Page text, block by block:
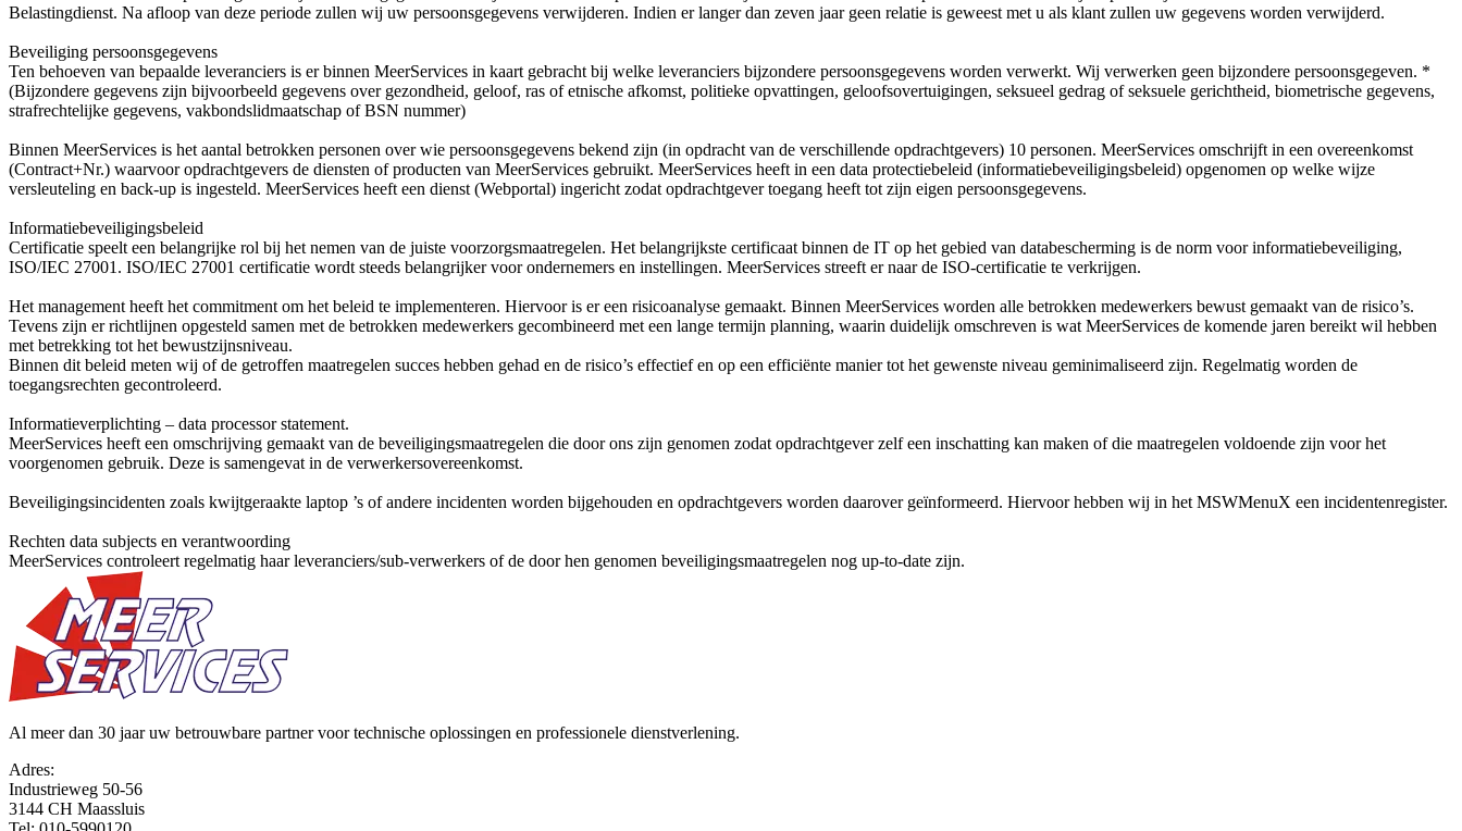
Belastingdienst. Na afloop van deze periode zullen wij uw persoonsgegevens verwijderen. Indien er langer dan zeven jaar geen relatie is geweest met u als klant zullen uw gegevens worden verwijderd.
Beveiliging persoonsgegevens
Ten behoeven van bepaalde leveranciers is er binnen MeerServices in kaart gebracht bij welke leveranciers bijzondere persoonsgegevens worden verwerkt. Wij verwerken geen bijzondere persoonsgegeven. *
(Bijzondere gegevens zijn bijvoorbeeld gegevens over gezondheid, geloof, ras of etnische afkomst, politieke opvattingen, geloofsovertuigingen, seksueel gedrag of seksuele gerichtheid, biometrische gegevens,
strafrechtelijke gegevens, vakbondslidmaatschap of BSN nummer)
Binnen MeerServices is het aantal betrokken personen over wie persoonsgegevens bekend zijn (in opdracht van de verschillende opdrachtgevers) 10 personen. MeerServices omschrijft in een overeenkomst
(Contract+Nr.) waarvoor opdrachtgevers de diensten of producten van MeerServices gebruikt. MeerServices heeft in een data protectiebeleid (informatiebeveiligingsbeleid) opgenomen op welke wijze
versleuteling en back-up is ingesteld. MeerServices heeft een dienst (Webportal) ingericht zodat opdrachtgever toegang heeft tot zijn eigen persoonsgegevens.
Informatiebeveiligingsbeleid
Certificatie speelt een belangrijke rol bij het nemen van de juiste voorzorgsmaatregelen. Het belangrijkste certificaat binnen de IT op het gebied van databescherming is de norm voor informatiebeveiliging,
ISO/IEC 27001. ISO/IEC 27001 certificatie wordt steeds belangrijker voor ondernemers en instellingen. MeerServices streeft er naar de ISO-certificatie te verkrijgen.
Het management heeft het commitment om het beleid te implementeren. Hiervoor is er een risicoanalyse gemaakt. Binnen MeerServices worden alle betrokken medewerkers bewust gemaakt van de risico’s.
Tevens zijn er richtlijnen opgesteld samen met de betrokken medewerkers gecombineerd met een lange termijn planning, waarin duidelijk omschreven is wat MeerServices de komende jaren bereikt wil hebben
met betrekking tot het bewustzijnsniveau.
Binnen dit beleid meten wij of de getroffen maatregelen succes hebben gehad en de risico’s effectief en op een efficiënte manier tot het gewenste niveau geminimaliseerd zijn. Regelmatig worden de
toegangsrechten gecontroleerd.
Informatieverplichting – data processor statement.
MeerServices heeft een omschrijving gemaakt van de beveiligingsmaatregelen die door ons zijn genomen zodat opdrachtgever zelf een inschatting kan maken of die maatregelen voldoende zijn voor het
voorgenomen gebruik. Deze is samengevat in de verwerkersovereenkomst.
Beveiligingsincidenten zoals kwijtgeraakte laptop ’s of andere incidenten worden bijgehouden en opdrachtgevers worden daarover geïnformeerd. Hiervoor hebben wij in het MSWMenuX een incidentenregister.
Rechten data subjects en verantwoording
MeerServices controleert regelmatig haar leveranciers/sub-verwerkers of de door hen genomen beveiligingsmaatregelen nog up-to-date zijn.
Al meer dan 30 jaar uw betrouwbare partner voor technische oplossingen en professionele dienstverlening.
Adres:
Industrieweg 50-56
3144 CH Maassluis